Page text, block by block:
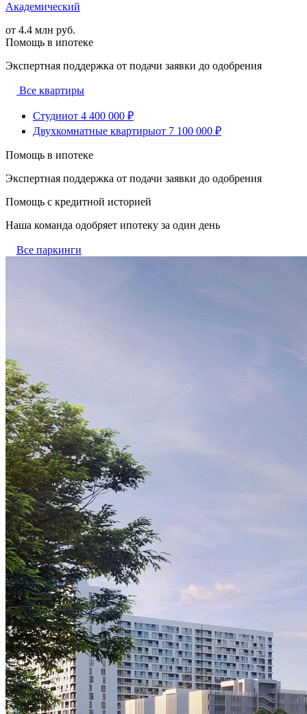
Академический
от 4.4 млн руб.
Помощь в ипотеке
Экспертная поддержка от подачи заявки до одобрения
Все квартиры
Студииот 4 400 000 ₽
Двухкомнатные квартирыот 7 100 000 ₽
Помощь в ипотеке
Экспертная поддержка от подачи заявки до одобрения
Помощь с кредитной историей
Наша команда одобряет ипотеку за один день
Все паркинги